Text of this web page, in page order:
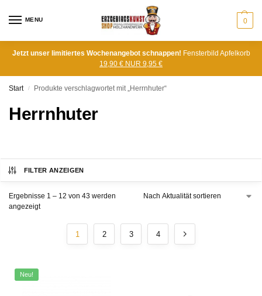
MENU 0
Jetzt unser limitiertes Wochenangebot schnappen! Fensterbild Apfelkorb
19,90 € NUR 9,95 €
Start / Produkte verschlagwortet mit „Herrnhuter“
Herrnhuter
FILTER ANZEIGEN
Ergebnisse 1 – 12 von 43 werden
angezeigt
1 2 3 4
Neu!